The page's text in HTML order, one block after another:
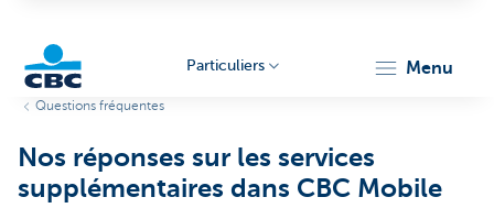
Particuliers menu
Questions fréquentes
Nos réponses sur les services
supplémentaires dans CBC Mobile